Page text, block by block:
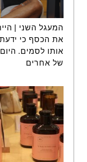
המעגל השני |
את הכסף כי
אותו לסמים.
של אחרים